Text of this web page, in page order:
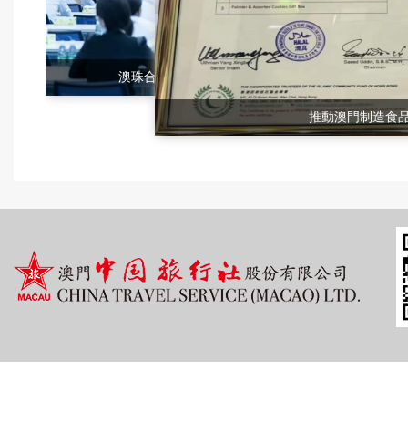
澳珠合作新領域——澳門中旅組織澳門廚...
推動澳門制造食